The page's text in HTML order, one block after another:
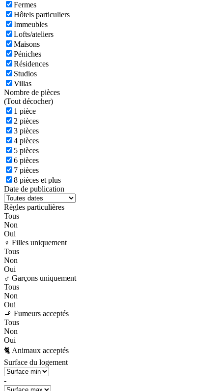
Fermes
Hôtels particuliers
Immeubles
Lofts/ateliers
Maisons
Péniches
Résidences
Studios
Villas
Nombre de pièces
(Tout décocher)
1 pièce
2 pièces
3 pièces
4 pièces
5 pièces
6 pièces
7 pièces
8 pièces et plus
Date de publication
Règles particulières
Tous
Non
Oui
♀️ Filles uniquement
Tous
Non
Oui
♂️ Garçons uniquement
Tous
Non
Oui
🚬 Fumeurs acceptés
Tous
Non
Oui
🐈 Animaux acceptés
Surface du logement
-